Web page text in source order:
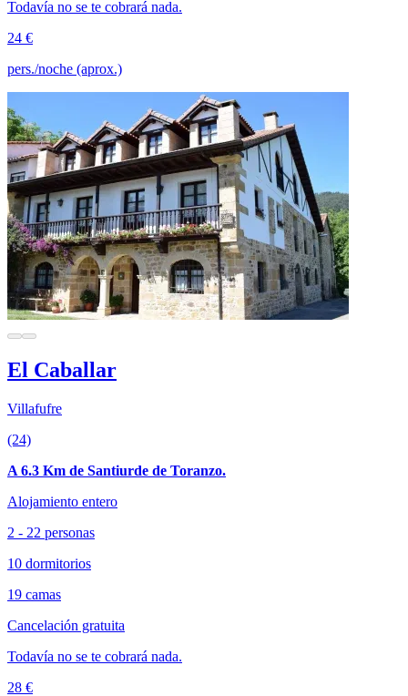
Todavía no se te cobrará nada.
24 €
pers./noche (aprox.)
El Caballar
Villafufre
(24)
A 6.3 Km de Santiurde de Toranzo.
Alojamiento entero
2 - 22 personas
10 dormitorios
19 camas
Cancelación gratuita
Todavía no se te cobrará nada.
28 €